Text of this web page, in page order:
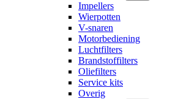
Impellers
Wierpotten
V-snaren
Motorbediening
Luchtfilters
Brandstoffilters
Oliefilters
Service kits
Overig